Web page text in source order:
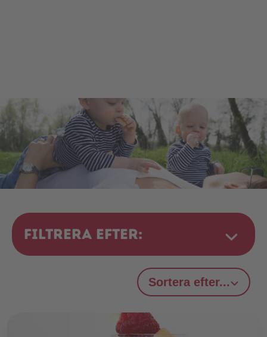
Filtrera efter:
Sortera efter...